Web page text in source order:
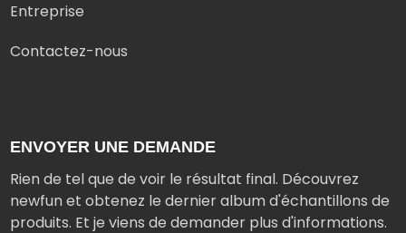
Entreprise
Contactez-nous
ENVOYER UNE DEMANDE
Rien de tel que de voir le résultat final. Découvrez
newfun et obtenez le dernier album d'échantillons de
produits. Et je viens de demander plus d'informations.